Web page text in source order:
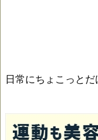
日常にちょこっと